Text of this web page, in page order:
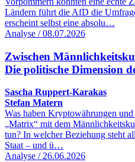
Ländern führt die AfD die
erscheint selbst eine absolu…
Analyse / 08.07.2026
Zwischen
Die politische Dimension
Sascha Ruppert-Karakas
Stefan Matern
Was haben Kryptowährungen
„Matrix“ mit dem
tun? In welcher Beziehung steht
Staat – und ü…
Analyse / 26.06.2026